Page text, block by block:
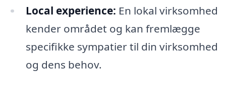
Local experience: En lokal virksomhed
kender området og kan fremlægge
specifikke sympatier til din virksomhed
og dens behov.